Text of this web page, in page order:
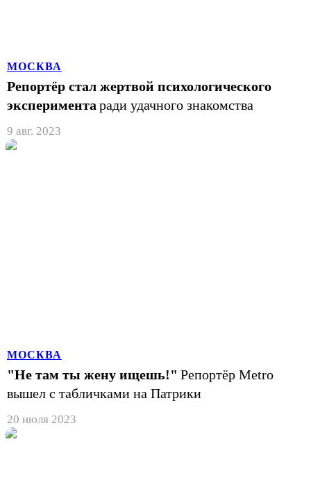
МОСКВА
Репортёр стал жертвой психологического
эксперимента ради удачного знакомства
9 авг. 2023
МОСКВА
"Не там ты жену ищешь!" Репортёр Metro
вышел с табличками на Патрики
20 июля 2023